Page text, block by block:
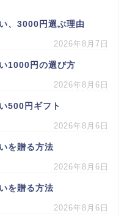
、3000円選ぶ理由
2026年8月7日
1000円の選び方
2026年8月6日
500円ギフト
2026年8月6日
を贈る方法
2026年8月6日
を贈る方法
2026年8月6日